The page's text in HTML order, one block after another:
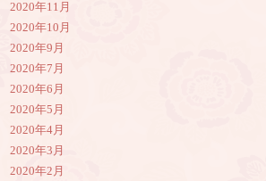
2020年11月
2020年10月
2020年9月
2020年7月
2020年6月
2020年5月
2020年4月
2020年3月
2020年2月